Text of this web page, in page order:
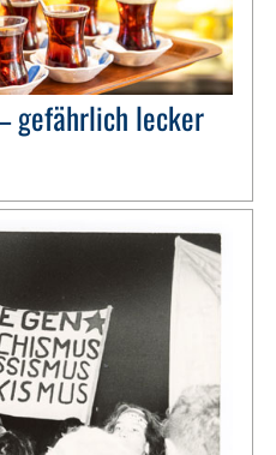
gefährlich lecker